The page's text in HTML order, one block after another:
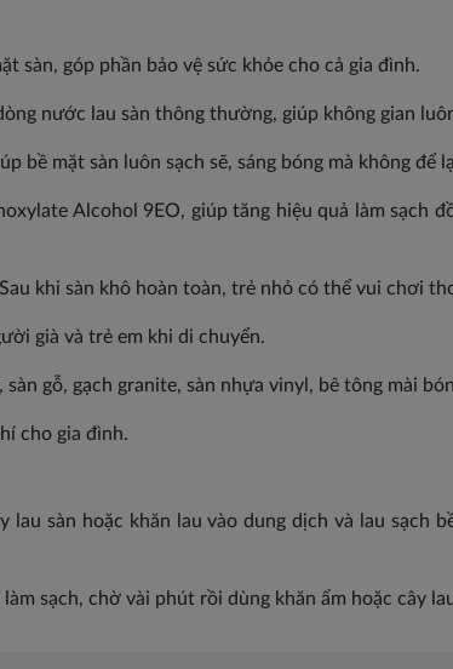
sàn, góp phần bảo vệ sức khỏe cho cả gia đình.
nước lau sàn thông thường, giúp không gian
bề mặt sàn luôn sạch sẽ, sáng bóng mà không để
Alcohol 9EO, giúp tăng hiệu quả làm sạch
khi sàn khô hoàn toàn, trẻ nhỏ có thể vui chơi
già và trẻ em khi di chuyển.
gỗ, gạch granite, sàn nhựa vinyl, bê tông mài
cho gia đình.
sàn hoặc khăn lau vào dung dịch và lau sạch
sạch, chờ vài phút rồi dùng khăn ẩm hoặc cây